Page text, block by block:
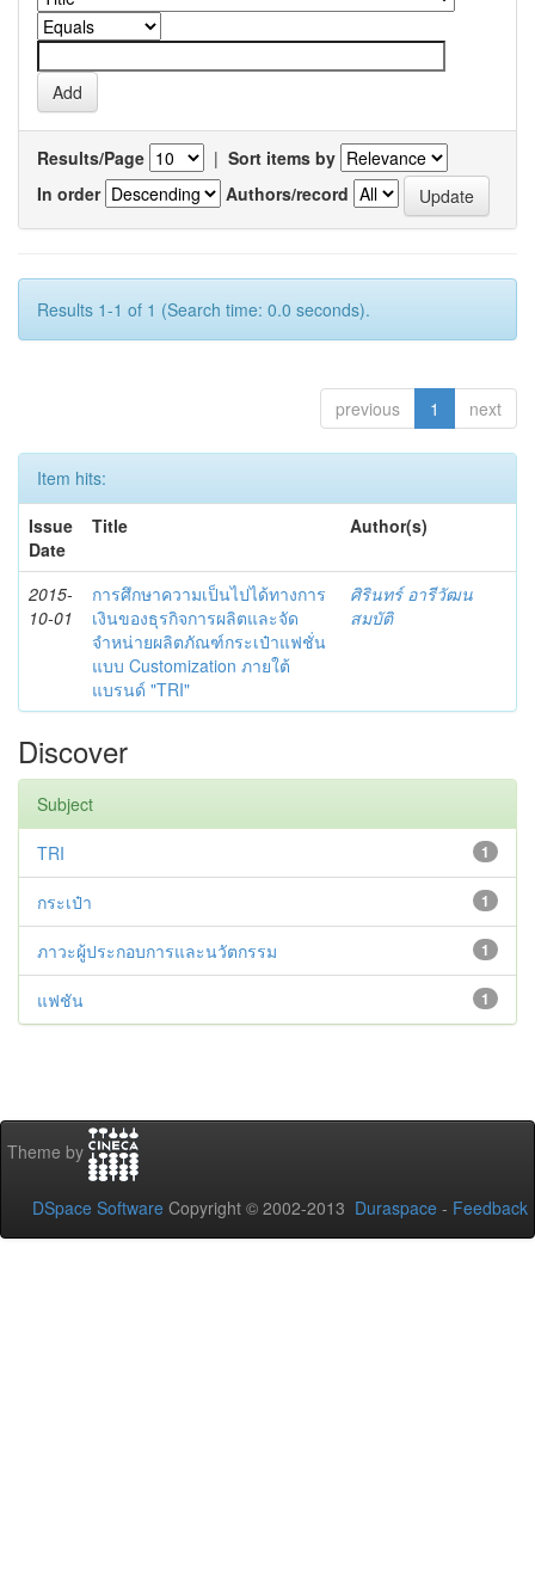
Results/Page | Sort items by
In order
Authors/record
Results 1-1 of 1 (Search time: 0.0 seconds).
previous 1 next
Item hits:
Issue
Date
Title Author(s)
2015-
10-01
การศึกษาความเป็นไปได้ทางการ
เงินของธุรกิจการผลิตและจัด
จำหน่ายผลิตภัณฑ์กระเป๋าแฟชั่น
แบบ Customization ภายใต้
แบรนด์ "TRI"
ศิรินทร์ อารีวัฒน
สมบัติ
Discover
Subject
1
TRI
1
กระเป๋า
1
ภาวะผู้ประกอบการและนวัตกรรม
1
แฟชัน
Theme by
DSpace Software Copyright © 2002-2013 Duraspace - Feedback